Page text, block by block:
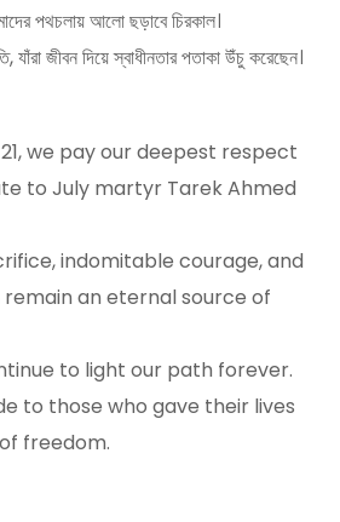
পথচলায় আলো ছড়াবে চিরকাল।
যাঁরা জীবন দিয়ে স্বাধীনতার পতাকা উঁচু করেছেন।
we pay our deepest respect
to July martyr Tarek Ahmed
indomitable courage, and
an eternal source of
to light our path forever.
to those who gave their lives
freedom.